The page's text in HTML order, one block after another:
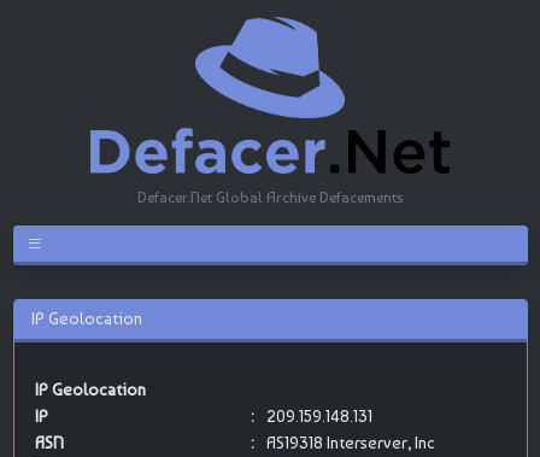
Defacer.Net Global Archive Defacements
IP Geolocation
IP Geolocation
IP
:
209.159.148.131
ASN
:
AS19318 Interserver, Inc